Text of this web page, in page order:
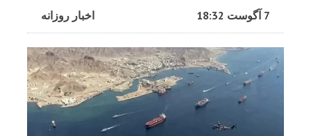
اخبار روزانه 7 آگوست 18:32